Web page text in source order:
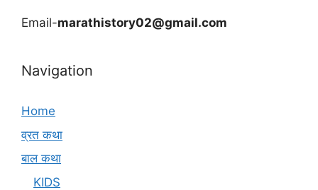
Email-marathistory02@gmail.com
Navigation
Home
व्रत कथा
बाल कथा
KIDS